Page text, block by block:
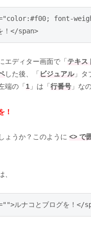
font-
！</span>
エディター画面で「 テキス
した後、「 ビジュアル」タ
端の「 1 」は「 行番号 」な
！
ょうか？このように <> で
、
ルナコとブログを！</